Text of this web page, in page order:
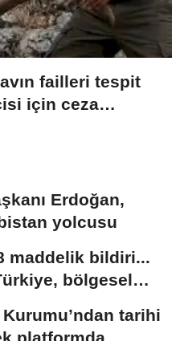
failleri tespit
için ceza
Erdoğan,
yolcusu
maddelik bildiri...
bölgesel
tarihi